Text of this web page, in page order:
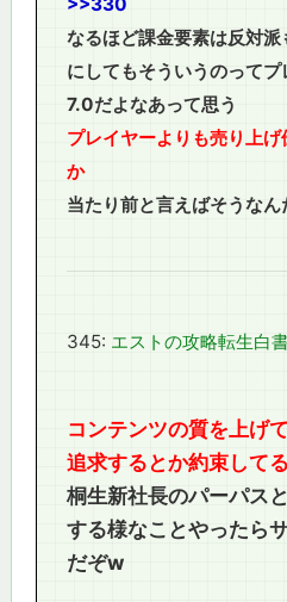
なるほど課金要素は反対
にしてもそういうのって
7.0だよなあって思う
プレイヤーよりも売り上
か
当たり前と言えばそうなん
345: エストの攻略転生白
コンテンツの質を上げ
追求するとか約束してる
桐生新社長のパーパス
する様なことやったら
だぞw